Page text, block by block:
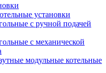
установки
с ручной подачей
с механической
модульные котельные